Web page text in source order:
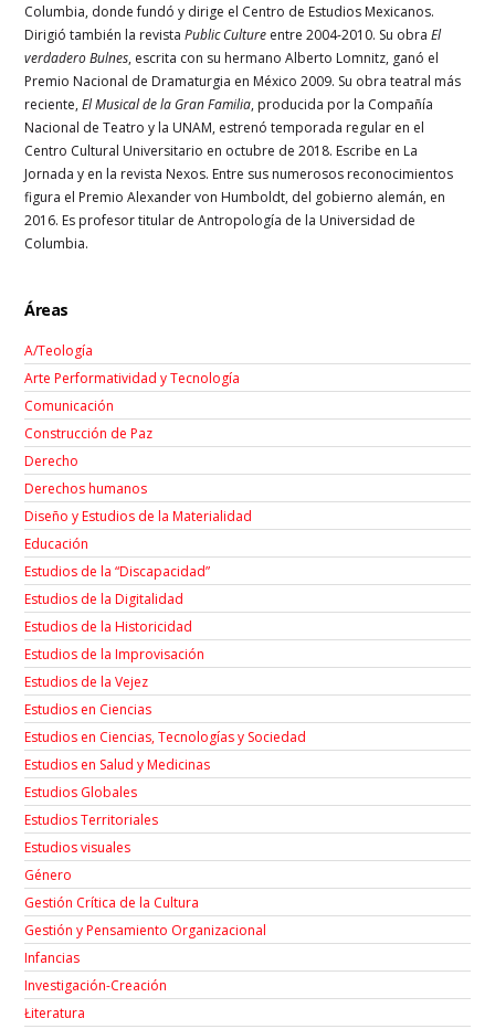
Columbia, donde fundó y dirige el Centro de Estudios Mexicanos.
Dirigió también la revistaPublic Culture entre 2004-2010. Su obraEl
verdadero Bulnes, escrita con su hermano Alberto Lomnitz, ganó el
Premio Nacional de Dramaturgia en México 2009. Su obra teatral más
reciente,El Musical de la Gran Familia, producida por la Compañía
Nacional de Teatro y la UNAM, estrenó temporada regular en el
Centro Cultural Universitario en octubre de 2018. Escribe en La
Jornada y en la revista Nexos. Entre sus numerosos reconocimientos
figura el Premio Alexander von Humboldt, del gobierno alemán, en
2016. Es profesor titular de Antropología de la Universidad de
Columbia.
Áreas
A/Teología
Arte Performatividad y Tecnología
Comunicación
Construcción de Paz
Derecho
Derechos humanos
Diseño y Estudios de la Materialidad
Educación
Estudios de la “Discapacidad”
Estudios de la Digitalidad
Estudios de la Historicidad
Estudios de la Improvisación
Estudios de la Vejez
Estudios en Ciencias
Estudios en Ciencias, Tecnologías y Sociedad
Estudios en Salud y Medicinas
Estudios Globales
Estudios Territoriales
Estudios visuales
Género
Gestión Crítica de la Cultura
Gestión y Pensamiento Organizacional
Infancias
Investigación-Creación
Łiteratura